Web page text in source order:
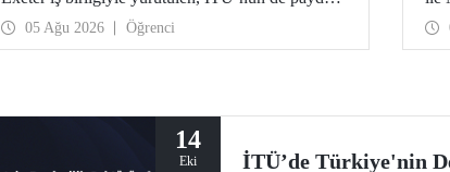
olduğu Future17 Küresel Sürdürülebilirlik Proje
Programı için yeni dönem öğrenci başvuruları
açıldı. Başvurular için son gün 31 Ağustos!
05 Ağu 2026 Öğrenci
14
Eki
İTÜ’de Türkiye'nin